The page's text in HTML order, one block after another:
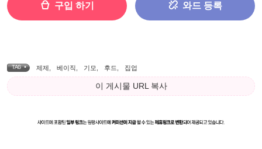
구입 하기 와드 등록
TAG • 제제 베이직 기모 후드 집업
이 게시물 URL 복사